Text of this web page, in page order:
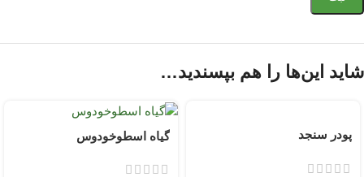
شاید این‌ها را هم بپسندید…
پودر سنجد گیاه اسطوخودوس